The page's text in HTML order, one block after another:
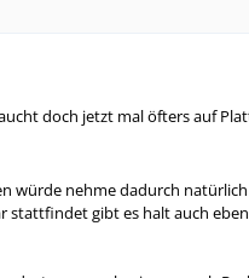
doch jetzt mal öfters auf
würde nehme dadurch
gibt es halt auch